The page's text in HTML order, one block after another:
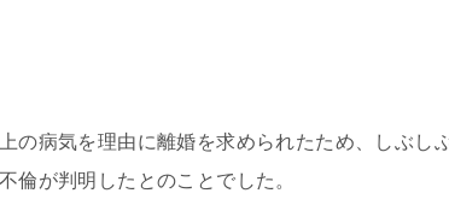
の病気を理由に離婚を求められたため、しぶし
倫が判明したとのことでした。